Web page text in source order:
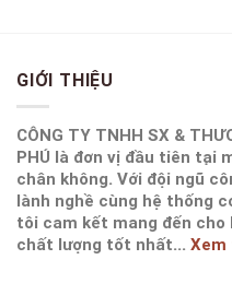
GIỚI THIỆU
CÔNG TY TNHH SX &
PHÚ là đơn vị đầu tiên tại
chân không. Với đội ngũ
lành nghề cùng hệ thống
tôi cam kết mang đến cho
chất lượng tốt nhất... Xem